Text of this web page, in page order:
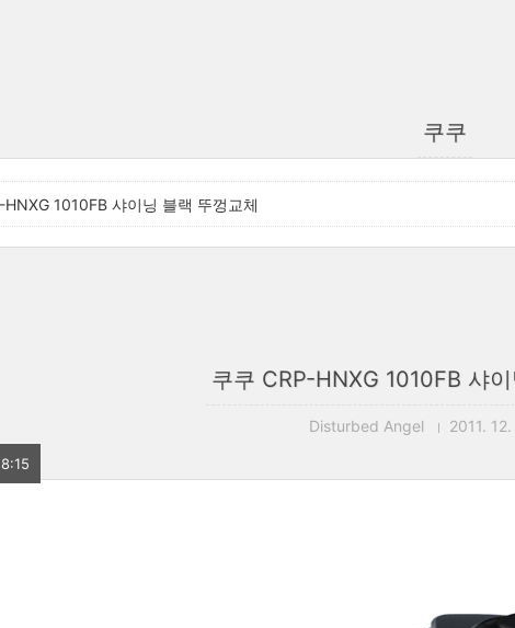
쿠쿠
HNXG 1010FB 샤이닝 블랙 뚜껑교체
쿠쿠 CRP-HNXG 1010FB 샤
Disturbed Angel 2011.